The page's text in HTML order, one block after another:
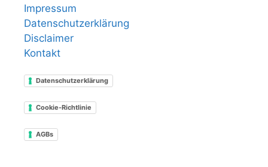
Impressum
Datenschutzerklärung
Disclaimer
Kontakt
Datenschutzerklärung
Cookie-Richtlinie
AGBs